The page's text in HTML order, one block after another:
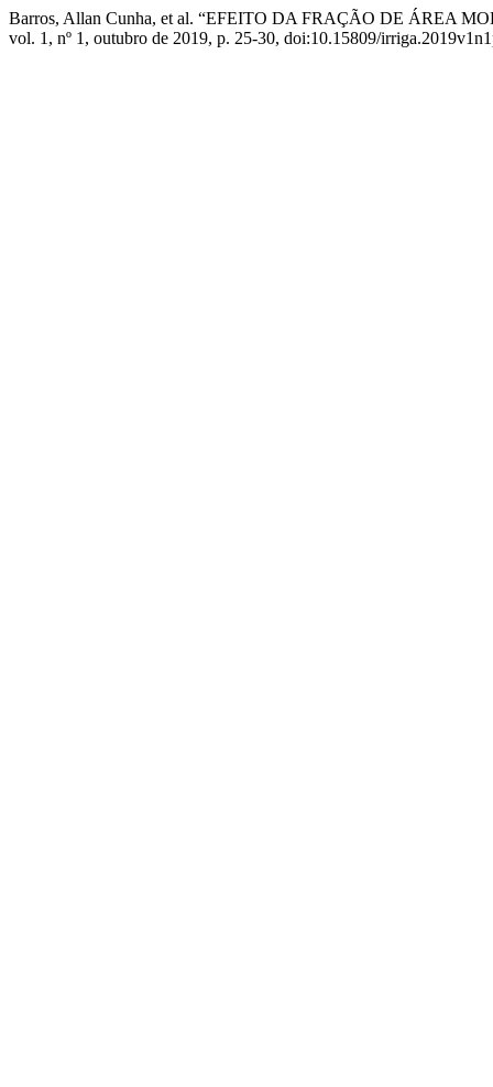
Barros, Allan Cunha, et al. “EFEITO DA FRAÇÃO DE ÁREA
vol. 1, nº 1, outubro de 2019, p. 25-30, doi:10.15809/